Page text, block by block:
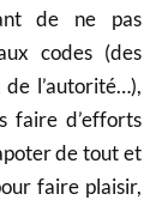
de ne pas
codes (des
de l’autorité…),
faire d’efforts
de tout et
faire plaisir,